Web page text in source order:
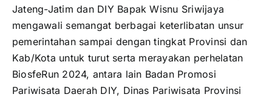
Jateng-Jatim dan DIY Bapak Wisnu Sriwijaya
mengawali semangat berbagai keterlibatan unsur
pemerintahan sampai dengan tingkat Provinsi dan
Kab/Kota untuk turut serta merayakan perhelatan
BiosfeRun 2024, antara lain Badan Promosi
Pariwisata Daerah DIY, Dinas Pariwisata Provinsi